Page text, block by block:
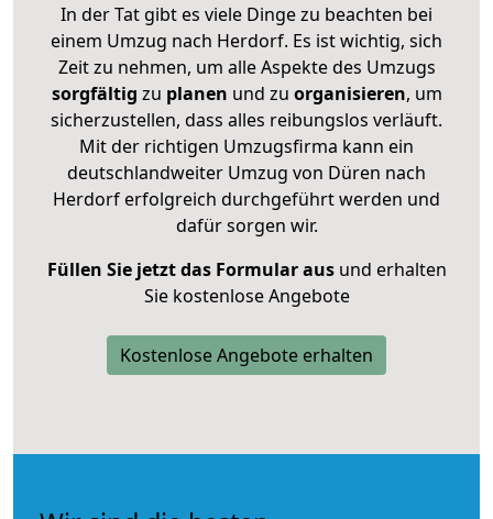
In der Tat gibt es viele Dinge zu beachten bei
einem Umzug nach Herdorf. Es ist wichtig, sich
Zeit zu nehmen, um alle Aspekte des Umzugs
sorgfältig zu planen und zu organisieren, um
sicherzustellen, dass alles reibungslos verläuft.
Mit der richtigen Umzugsfirma kann ein
deutschlandweiter Umzug von Düren nach
Herdorf erfolgreich durchgeführt werden und
dafür sorgen wir.
Füllen Sie jetzt das Formular ausund erhalten
Sie kostenlose Angebote
Kostenlose Angebote erhalten